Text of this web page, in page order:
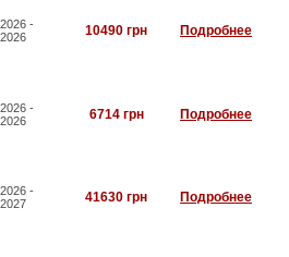
-
10490 грн Подробнее
-
6714 грн Подробнее
-
41630 грн Подробнее